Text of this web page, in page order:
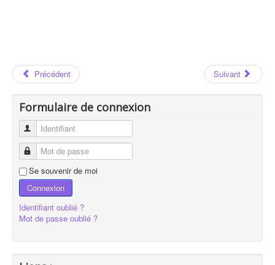
Précédent Suivant
Formulaire de connexion
Identifiant
Mot de passe
Se souvenir de moi
Connexion
Identifiant oublié ?
Mot de passe oublié ?